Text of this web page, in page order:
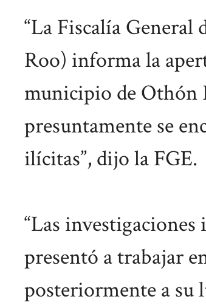
“La Fiscalía
Roo) informa la
municipio de Othón
presuntamente se
ilícitas”, dijo la FGE.
“Las
presentó a trabajar
posteriormente a su